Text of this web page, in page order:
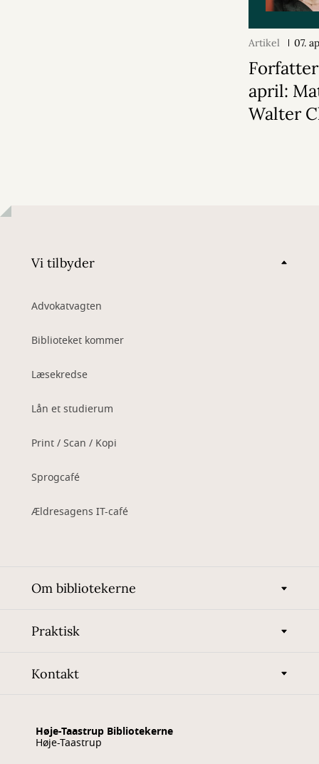
Artikel 07.
april:
Walter
Vi tilbyder
Advokatvagten
Biblioteket kommer
Læsekredse
Lån et studierum
Print / Scan / Kopi
Sprogcafé
Ældresagens IT-café
Om bibliotekerne
Praktisk
Kontakt
Høje-Taastrup Bibliotekerne
Høje-Taastrup